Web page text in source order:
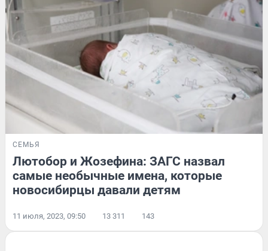
СЕМЬЯ
Лютобор и Жозефина: ЗАГС назвал
самые необычные имена, которые
новосибирцы давали детям
11 июля, 2023, 09:50 13 311 143